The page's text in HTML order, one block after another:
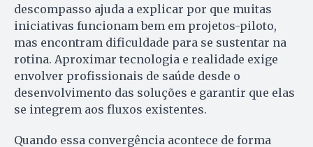
descompasso ajuda a explicar por que muitas
iniciativas funcionam bem em projetos-piloto,
mas encontram dificuldade para se sustentar na
rotina. Aproximar tecnologia e realidade exige
envolver profissionais de saúde desde o
desenvolvimento das soluções e garantir que elas
se integrem aos fluxos existentes.
Quando essa convergência acontece de forma